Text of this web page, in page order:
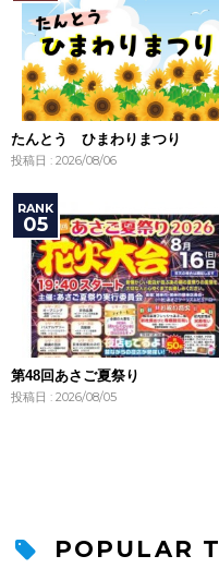
たんとう ひまわりまつり
投稿日 : 2026/08/06
第48回あさご夏祭り
投稿日 : 2026/08/05
POPULAR